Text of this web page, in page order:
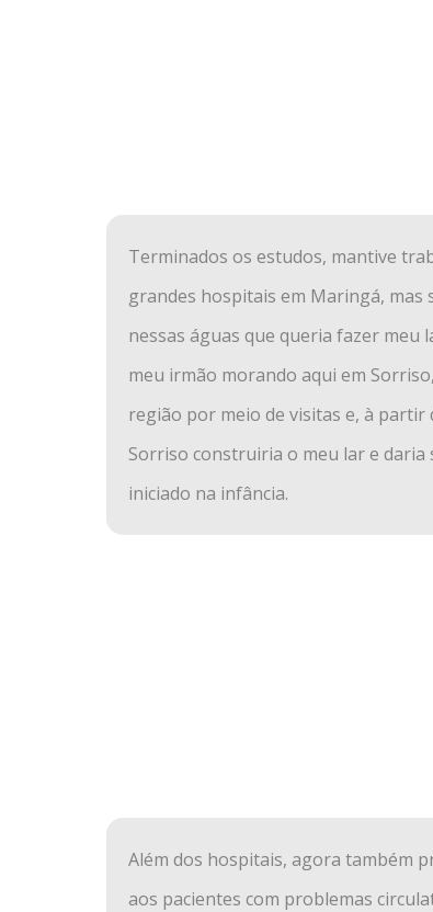
Terminados os estudos, mantive
grandes hospitais em Maringá, mas
nessas águas que queria fazer meu
meu irmão morando aqui em
região por meio de visitas e, à partir
Sorriso construiria o meu lar e daria
iniciado na infância.
Além dos hospitais, agora também
aos pacientes com problemas